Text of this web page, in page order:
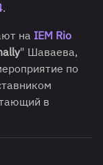
.
на IEM Rio
" Шаваева,
по
в